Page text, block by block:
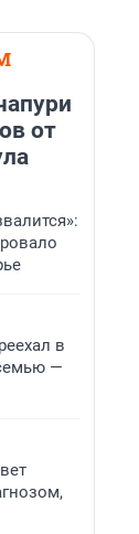
от
в
—